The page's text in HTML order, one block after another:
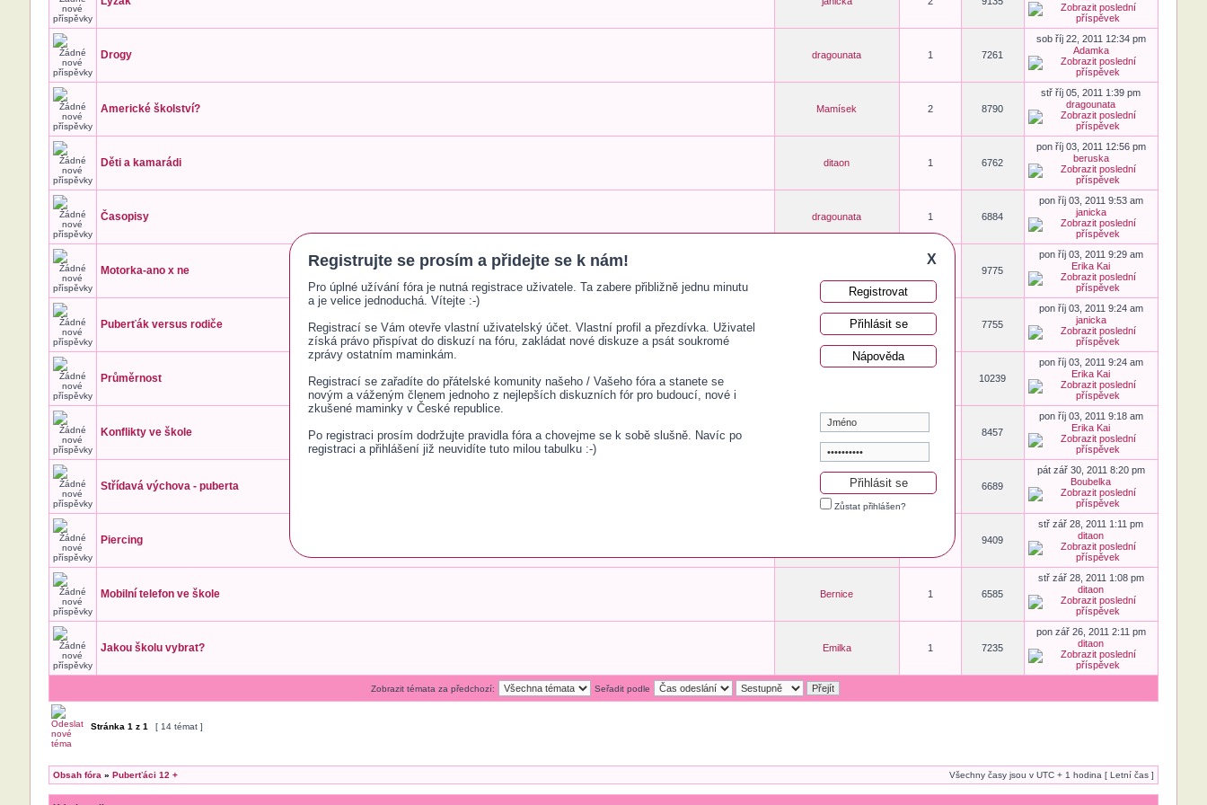
Registrujte se prosím a přidejte se k nám! X
Pro úplné užívání fóra je nutná registrace uživatele. Ta zabere přibližně jednu minutu
a je velice jednoduchá. Vítejte :-)
Registrací se Vám otevře vlastní uživatelský účet. Vlastní profil a přezdívka. Uživatel
získá právo přispívat do diskuzí na fóru, zakládat nové diskuze a psát soukromé
zprávy ostatním maminkám.
Registrací se zařadíte do přátelské komunity našeho / Vašeho fóra a stanete se
novým a váženým členem jednoho z nejlepších diskuzních fór pro budoucí, nové i
zkušené maminky v České republice.
Po registraci prosím dodržujte pravidla fóra a chovejme se k sobě slušně. Navíc po
registraci a přihlášení již neuvidíte tuto milou tabulku :-)
Registrovat
Přihlásit se
Nápověda
Zůstat přihlášen?
Drogy dragounata 1 7261
sob říj 22, 2011 12:34 pm
Adamka
Americké školství? Mamísek 2 8790
stř říj 05, 2011 1:39 pm
dragounata
Děti a kamarádi ditaon 1 6762
pon říj 03, 2011 12:56 pm
beruska
Časopisy dragounata 1 6884
pon říj 03, 2011 9:53 am
janicka
Motorka-ano x ne 9775
pon říj 03, 2011 9:29 am
Erika Kai
Puberťák versus rodiče 7755
pon říj 03, 2011 9:24 am
janicka
Průměrnost 10239
pon říj 03, 2011 9:24 am
Erika Kai
Konflikty ve škole Emilka 2 8457
pon říj 03, 2011 9:18 am
Erika Kai
Střídavá výchova - puberta janicka 6689
pát zář 30, 2011 8:20 pm
Boubelka
Piercing 9409
stř zář 28, 2011 1:11 pm
ditaon
Mobilní telefon ve škole Bernice 1 6585
stř zář 28, 2011 1:08 pm
ditaon
Jakou školu vybrat? Emilka 1 7235
pon zář 26, 2011 2:11 pm
ditaon
Zobrazit témata za předchozí: Seřadit podle
Stránka 1 z 1 [ 14 témat ]
Obsah fóra » Puberťáci 12 + Všechny časy jsou v UTC + 1 hodina [ Letní čas ]